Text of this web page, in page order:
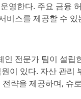
영한다. 주요 금융
비스를 제공할 수 있
전문가 팀이 설립
이 있다. 자산 관리
략을 제공하며, 슈